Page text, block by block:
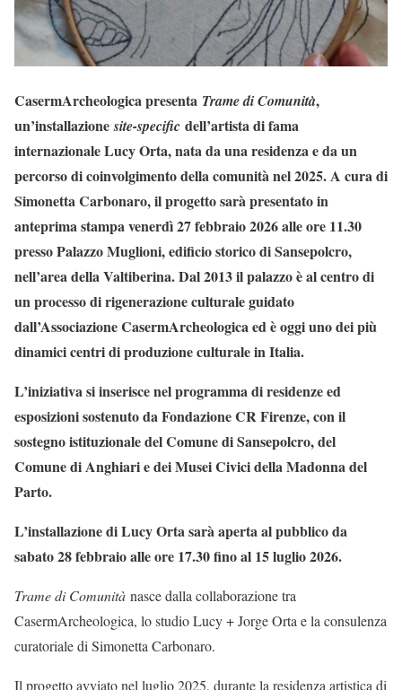
CasermArcheologica presenta Trame di Comunità,
un’installazione site-specific dell’artista di fama
internazionale Lucy Orta, nata da una residenza e da un
percorso di coinvolgimento della comunità nel 2025. A cura di
Simonetta Carbonaro, il progetto sarà presentato in
anteprima stampa venerdì 27 febbraio 2026 alle ore 11.30
presso Palazzo Muglioni, edificio storico di Sansepolcro,
nell’area della Valtiberina. Dal 2013 il palazzo è al centro di
un processo di rigenerazione culturale guidato
dall’Associazione CasermArcheologica ed è oggi uno dei più
dinamici centri di produzione culturale in Italia.
L’iniziativa si inserisce nel programma di residenze ed
esposizioni sostenuto da Fondazione CR Firenze, con il
sostegno istituzionale del Comune di Sansepolcro, del
Comune di Anghiari e dei Musei Civici della Madonna del
Parto.
L’installazione di Lucy Orta sarà aperta al pubblico da
sabato 28 febbraio alle ore 17.30 fino al 15 luglio 2026.
Trame di Comunità nasce dalla collaborazione tra
CasermArcheologica, lo studio Lucy + Jorge Orta e la consulenza
curatoriale di Simonetta Carbonaro.
Il progetto avviato nel luglio 2025, durante la residenza artistica di